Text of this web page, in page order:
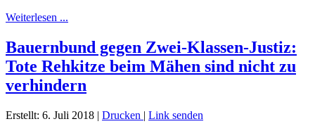
Weiterlesen ...
Bauernbund gegen Zwei-Klassen-Justiz:
Tote Rehkitze beim Mähen sind nicht zu
verhindern
Erstellt: 6. Juli 2018 | Drucken | Link senden